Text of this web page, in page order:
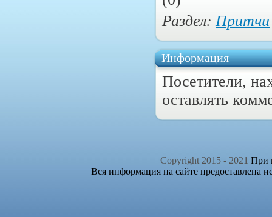
Раздел:Притчи
Информация
Посетители,
оставлять
Copyright 2015 - 2021 При
Вся информация на сайте предоставлена